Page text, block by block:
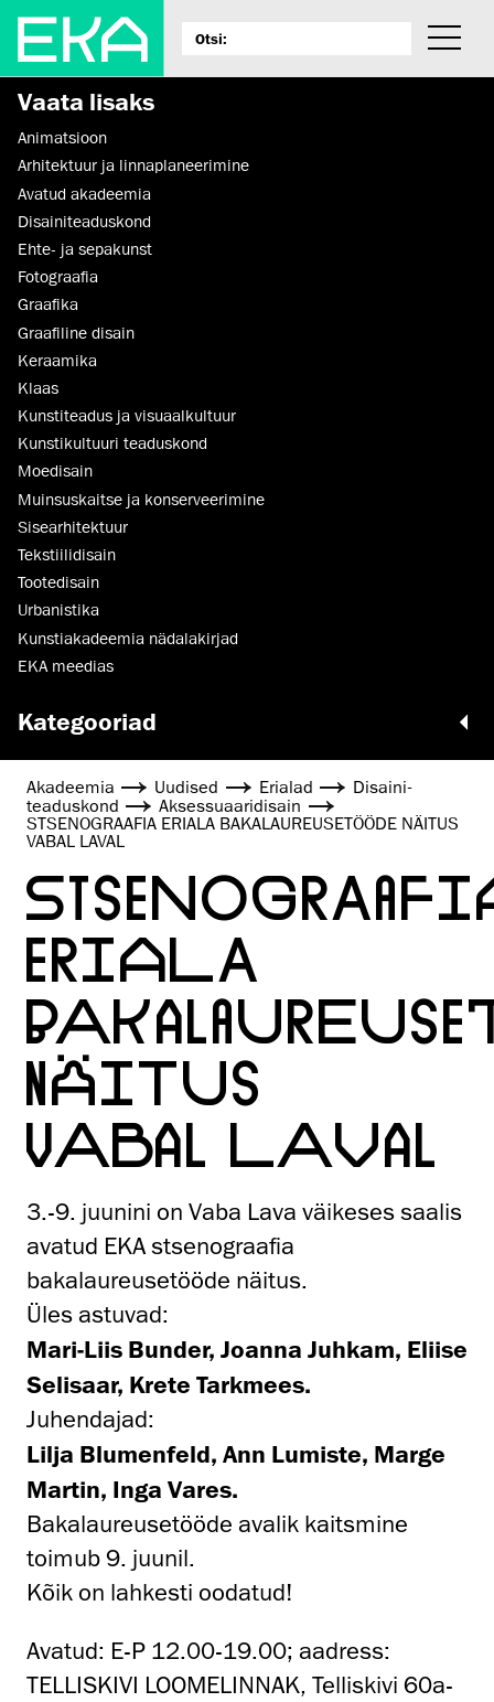
Vaata lisaks
Animatsioon
Arhitektuur ja linnaplaneerimine
Avatud akadeemia
Disaini­­teaduskond
Ehte- ja sepakunst
Fotograafia
Graafika
Graafiline disain
Keraamika
Klaas
Kunstiteadus ja visuaalkultuur
Kunsti­kultuuri teaduskond
Moedisain
Muinsus­kaitse ja konserveerimine
Sisearhitektuur
Tekstiilidisain
Tootedisain
Urbanistika
Kunstiakadeemia nädalakirjad
EKA meedias
Kategooriad
Akadeemia Uudised Erialad
Disaini­­
teaduskond
Aksessuaaridisain
STSENOGRAAFIA ERIALA BAKALAUREUSETÖÖDE NÄITUS
VABAL LAVAL
ERIALA
NÄITUS
VABAL LAVAL
3.-9. juunini on Vaba Lava väikeses saalis
avatud EKA stsenograafia
bakalaureusetööde näitus.
Üles astuvad:
Mari-Liis Bunder, Joanna Juhkam, Eliise
Selisaar, Krete Tarkmees.
Juhendajad:
Lilja Blumenfeld, Ann Lumiste, Marge
Martin, Inga Vares.
Bakalaureusetööde avalik kaitsmine
toimub 9. juunil.
Kõik on lahkesti oodatud!
Avatud: E-P 12.00-19.00; aadress:
TELLISKIVI LOOMELINNAK, Telliskivi 60a-